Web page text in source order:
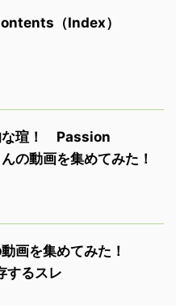
（Index）
な瑄！ Passion
の動画を集めてみた！
画を集めてみた！
するスレ